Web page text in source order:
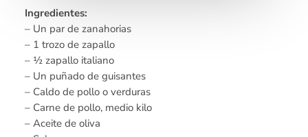
Ingredientes:
– Un par de zanahorias
– 1 trozo de zapallo
– ½ zapallo italiano
– Un puñado de guisantes
– Caldo de pollo o verduras
– Carne de pollo, medio kilo
– Aceite de oliva